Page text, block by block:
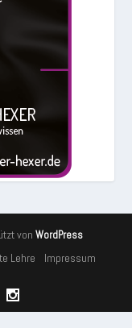
von WordPress
Lehre
Impressum